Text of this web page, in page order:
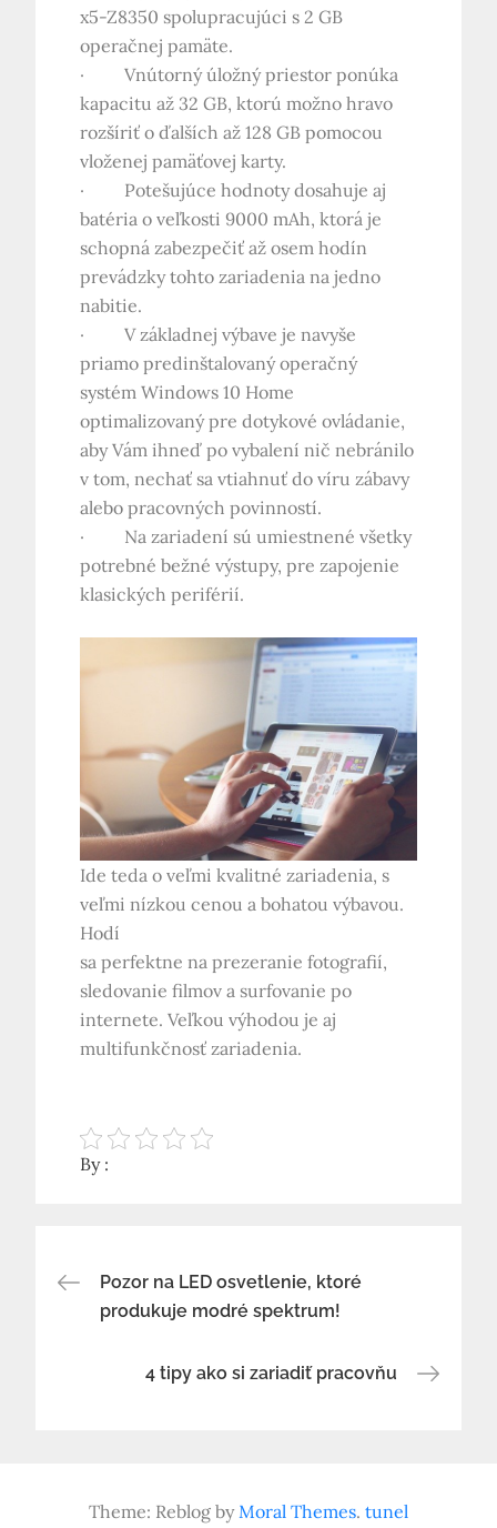
x5-Z8350 spolupracujúci s 2 GB
operačnej pamäte.
· Vnútorný úložný priestor ponúka
kapacitu až 32 GB, ktorú možno hravo
rozšíriť o ďalších až 128 GB pomocou
vloženej pamäťovej karty.
· Potešujúce hodnoty dosahuje aj
batéria o veľkosti 9000 mAh, ktorá je
schopná zabezpečiť až osem hodín
prevádzky tohto zariadenia na jedno
nabitie.
· V základnej výbave je navyše
priamo predinštalovaný operačný
systém Windows 10 Home
optimalizovaný pre dotykové ovládanie,
aby Vám ihneď po vybalení nič nebránilo
v tom, nechať sa vtiahnuť do víru zábavy
alebo pracovných povinností.
· Na zariadení sú umiestnené všetky
potrebné bežné výstupy, pre zapojenie
klasických periférií.
Ide teda o veľmi kvalitné zariadenia, s
veľmi nízkou cenou a bohatou výbavou.
Hodí
sa perfektne na prezeranie fotografií,
sledovanie filmov a surfovanie po
internete. Veľkou výhodou je aj
multifunkčnosť zariadenia.
By :
Navigace
pro
příspěvek
Pozor na LED osvetlenie, ktoré
produkuje modré spektrum!
4 tipy ako si zariadiť pracovňu
Theme: Reblog byMoral Themes. tunel